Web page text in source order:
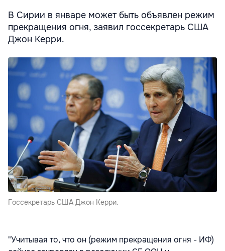
В Сирии в январе может быть объявлен режим
прекращения огня, заявил госсекретарь США
Джон Керри.
Госсекретарь США Джон Керри.
"Учитывая то, что он (режим прекращения огня - ИФ)